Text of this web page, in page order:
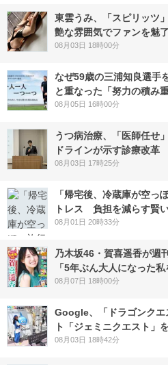
東雲うみ、「スピリッツ
艶な雰囲気でファンを魅了
08月03日 18時00分
なぜ59歳の三浦知良選
と重なった「努力の積み重
08月05日 16時00分
うつ病治療、「医師任せ
ドラインが示す診療改革
08月03日 17時25分
「帰宅後、冷蔵庫が空っ
トレス 負担を減らす賢
08月01日 20時33分
乃木坂46・賀喜遥香が週
「5年ぶん大人になった
08月07日 18時00分
Google、「ドラゴンク
ト「ジェミニクエスト」
08月03日 18時42分